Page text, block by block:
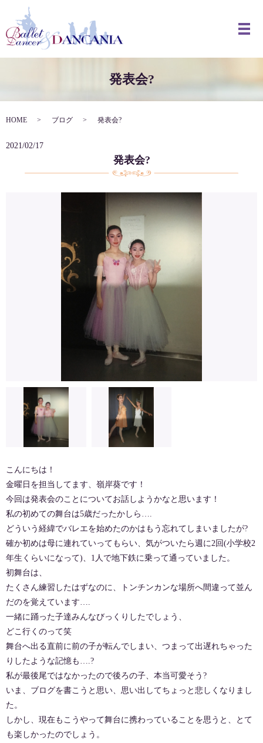
メ
発表会?
HOME ブログ 発表会?
2021/02/17
発表会?
こんにちは！
金曜日を担当してます、嶺岸葵です！
今回は発表会のことについてお話しようかなと思います！
私の初めての舞台は5歳だったかしら….
どういう経緯でバレエを始めたのかはもう忘れてしまいましたが?
確か初めは母に連れていってもらい、気がついたら週に2回(小学校2
年生くらいになって)、1人で地下鉄に乗って通っていました。
初舞台は、
たくさん練習したはずなのに、トンチンカンな場所へ間違って並ん
だのを覚えています….
一緒に踊った子達みんなびっくりしたでしょう、
どこ行くのって笑
舞台へ出る直前に前の子が転んでしまい、つまって出遅れちゃった
りしたような記憶も….?
私が最後尾ではなかったので後ろの子、本当可愛そう?
いま、ブログを書こうと思い、思い出してちょっと悲しくなりまし
た。
しかし、現在もこうやって舞台に携わっていることを思うと、とて
も楽しかったのでしょう。